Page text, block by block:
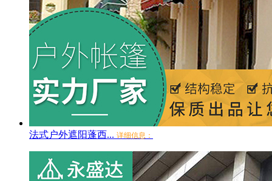
法式户外遮阳蓬西... 详细信息：